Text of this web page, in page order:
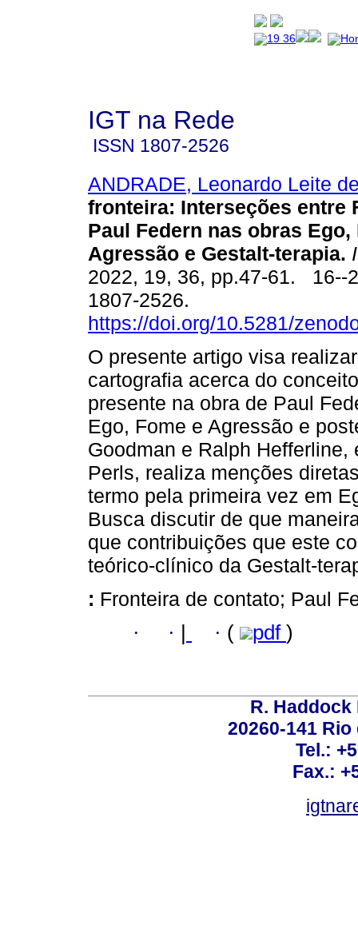
IGT na Rede
ISSN 1807-2526
ANDRADE, Leonardo Leite
fronteira: Interseções entre
Paul Federn nas obras Ego,
Agressão e Gestalt-terapia.
2022, 19, 36, pp.47-61. 16--
1807-2526.
https://doi.org/10.5281/
O presente artigo visa
cartografia acerca do conceito
presente na obra de Paul
Ego, Fome e Agressão e
Goodman e Ralph
Perls, realiza menções
termo pela primeira vez em
Busca discutir de que
que contribuições que este
teórico-clínico da Gestalt-
: Fronteira de contato; Paul
· · · ( pdf )
R. Haddock
20260-141
Tel.:
Fax.: